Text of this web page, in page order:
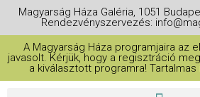
Magyarság Háza Galéria, 1051
Rendezvényszervezés:
A Magyarság Háza programjaira az
javasolt. Kérjük, hogy a regisztráció
a kiválasztott programra!